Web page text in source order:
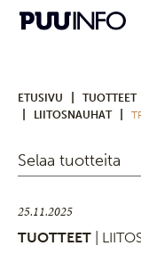
ETUSIVU TUOTTEET
LIITOSNAUHAT
Selaa tuotteita
25.11.2025
TUOTTEET
|